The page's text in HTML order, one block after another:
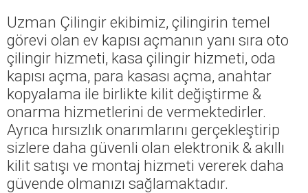
Uzman Çilingir ekibimiz, çilingirin temel
görevi olan ev kapısı açmanın yanı sıra oto
çilingir hizmeti, kasa çilingir hizmeti, oda
kapısı açma, para kasası açma, anahtar
kopyalama ile birlikte kilit değiştirme &
onarma hizmetlerini de vermektedirler.
Ayrıca hırsızlık onarımlarını gerçekleştirip
sizlere daha güvenli olan elektronik & akıllı
kilit satışı ve montaj hizmeti vererek daha
güvende olmanızı sağlamaktadır.